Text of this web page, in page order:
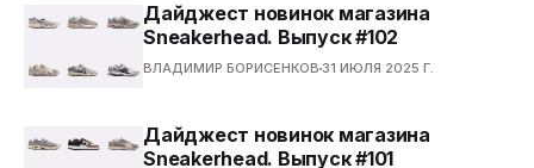
Дайджест новинок магазина
Sneakerhead. Выпуск #102
ВЛАДИМИР БОРИСЕНКОВ 31 ИЮЛЯ 2025 Г.
Дайджест новинок магазина
Sneakerhead. Выпуск #101